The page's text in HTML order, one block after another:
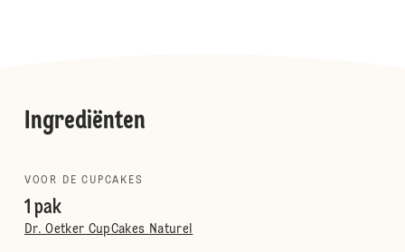
Ingrediënten
VOOR DE CUPCAKES
1 pak
Dr. Oetker CupCakes Naturel